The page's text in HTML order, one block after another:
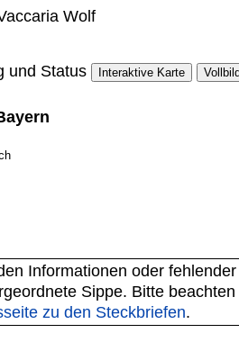
Wolf
und Status Interaktive Karte
Informationen oder
Sippe. Bitte
zu den Steckbriefen.